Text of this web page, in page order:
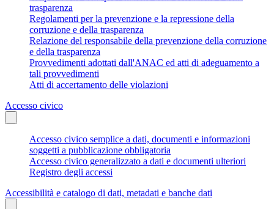
trasparenza
Regolamenti per la prevenzione e la repressione della
corruzione e della trasparenza
Relazione del responsabile della prevenzione della corruzione
e della trasparenza
Provvedimenti adottati dall'ANAC ed atti di adeguamento a
tali provvedimenti
Atti di accertamento delle violazioni
Accesso civico
Accesso civico semplice a dati, documenti e informazioni
soggetti a pubblicazione obbligatoria
Accesso civico generalizzato a dati e documenti ulteriori
Registro degli accessi
Accessibilità e catalogo di dati, metadati e banche dati